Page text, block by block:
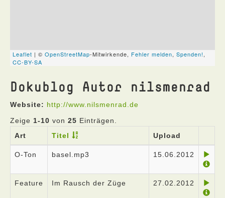
Dokublog Autor nilsmenrad
Website: http://www.nilsmenrad.de
Zeige 1-10 von 25 Einträgen.
Art
Titel Upload
O-Ton basel.mp3 15.06.2012
Feature Im Rausch der Züge 27.02.2012